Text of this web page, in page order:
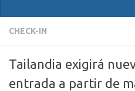
CHECK-IN
Tailandia exigirá
entrada a partir de